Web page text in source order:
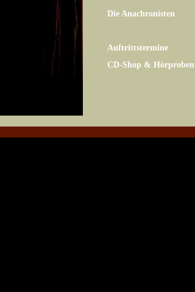
Die Anachronisten
Auftrittstermine
CD-Shop & Hörproben